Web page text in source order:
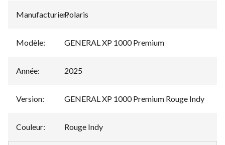
Manufacturier:
Polaris
Modèle: GENERAL XP 1000 Premium
Année: 2025
Version: GENERAL XP 1000 Premium Rouge Indy
Couleur: Rouge Indy